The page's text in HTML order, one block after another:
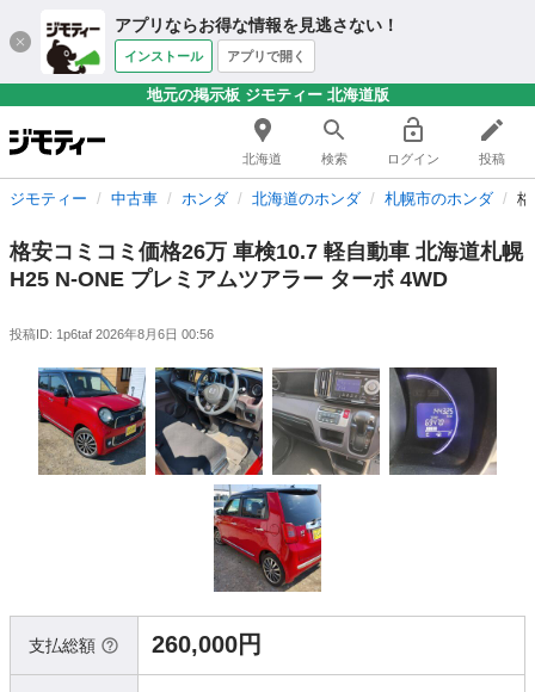
アプリならお得な情報を見逃さない！
インストール アプリで開く
地元の掲示板 ジモティー 北海道版
北海道 検索 ログイン 投稿
ジモティー 中古車 ホンダ 北海道のホンダ 札幌市のホンダ
格安コミコミ価格26万 車検10.7 軽自動車 北海道札幌
H25 N-ONE プレミアムツアラー ターボ 4WD
投稿ID: 1p6taf 2026年8月6日 00:56
支払総額 260,000円